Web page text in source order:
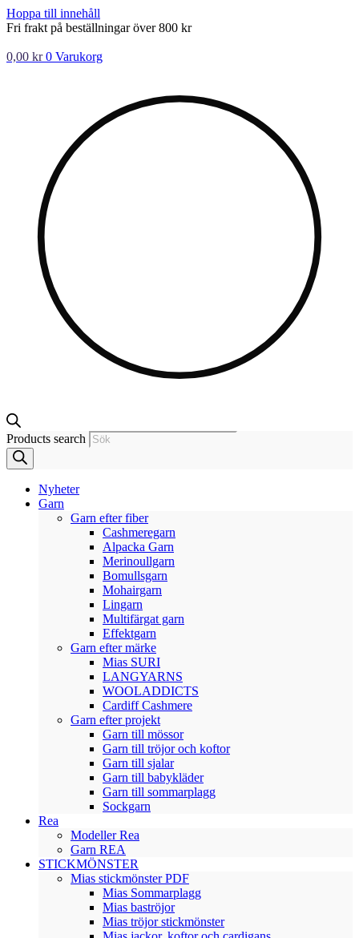
Hoppa till innehåll
Fri frakt på beställningar över 800 kr
0,00 kr 0 Varukorg
Products search
Nyheter
Garn
Garn efter fiber
Cashmeregarn
Alpacka Garn
Merinoullgarn
Bomullsgarn
Mohairgarn
Lingarn
Multifärgat garn
Effektgarn
Garn efter märke
Mias SURI
LANGYARNS
WOOLADDICTS
Cardiff Cashmere
Garn efter projekt
Garn till mössor
Garn till tröjor och koftor
Garn till sjalar
Garn till babykläder
Garn till sommarplagg
Sockgarn
Rea
Modeller Rea
Garn REA
STICKMÖNSTER
Mias stickmönster PDF
Mias Sommarplagg
Mias baströjor
Mias tröjor stickmönster